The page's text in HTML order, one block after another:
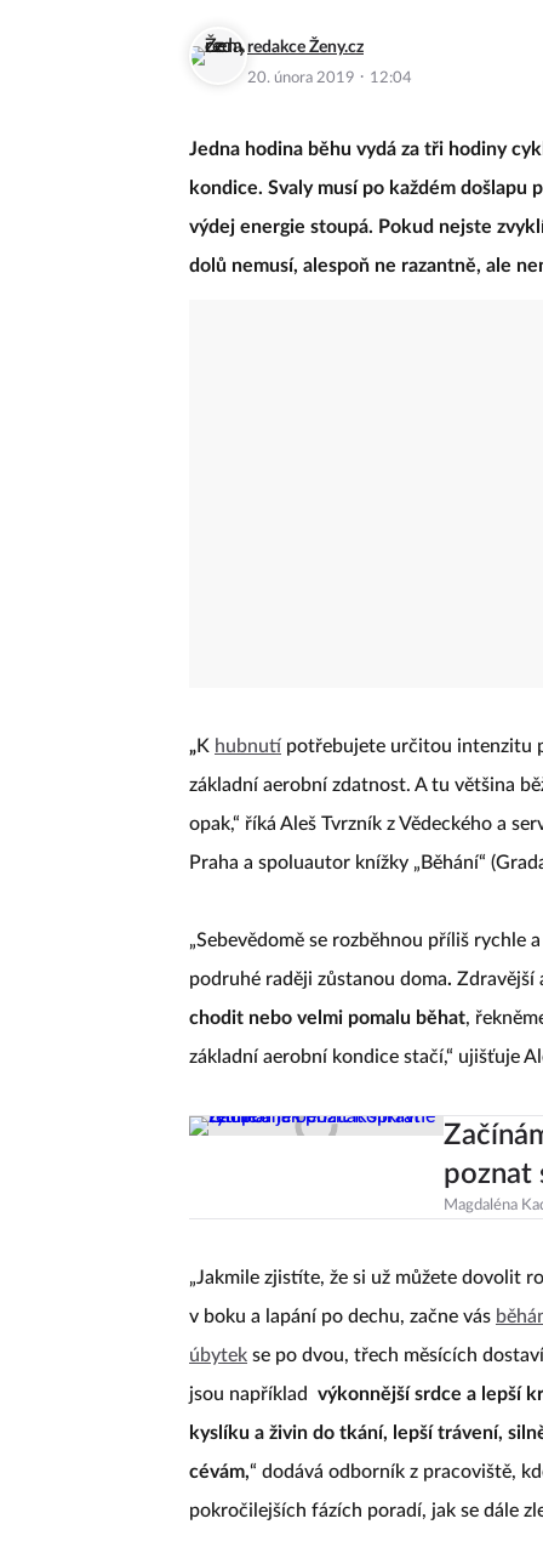
redakce Ženy.cz
20. února 2019 · 12:04
Jedna hodina běhu vydá za tři hodiny
kondice. Svaly musí po každém
výdej energie stoupá. Pokud nejste
dolů nemusí, alespoň ne razantně, ale
„K hubnutí potřebujete určitou intenzitu
základní aerobní zdatnost. A tu většina
opak,“ říká Aleš Tvrzník z Vědeckého a
Praha a spoluautor knížky „Běhání“
„Sebevědomě se rozběhnou příliš rychle
podruhé raději zůstanou doma. Zdravější
chodit nebo velmi pomalu běhat,
základní aerobní kondice stačí,“ ujišťuje
poznat
Magdaléna
„Jakmile zjistíte, že si už můžete dovolit
v boku a lapání po dechu, začne vás
úbytek se po dvou, třech měsících
jsou například
výkonnější srdce a lepší
kyslíku a živin do tkání, lepší trávení,
cévám,“ dodává odborník z pracoviště,
pokročilejších fázích poradí, jak se dále